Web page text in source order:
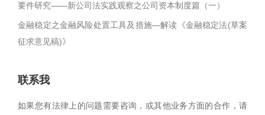
要件研究——新公司法实践观察之公司资本制度篇（一）
金融稳定之金融风险处置工具及措施—解读《金融稳定法(草案
征求意见稿)》
联系我
如果您有法律上的问题需要咨询，或其他业务方面的合作，请